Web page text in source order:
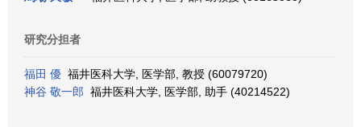
研究分担者
福田 優 福井医科大学, 医学部, 教授 (60079720)
神谷 敬一郎 福井医科大学, 医学部, 助手 (40214522)